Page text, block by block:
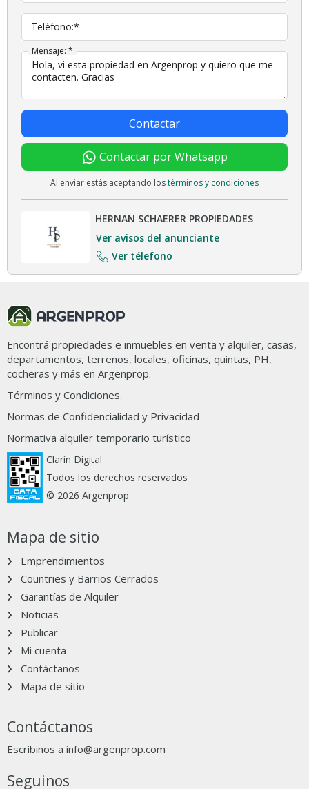
Teléfono:*
Mensaje: *
Contactar
Contactar por Whatsapp
Al enviar estás aceptando lostérminos y condiciones
HERNAN SCHAERER PROPIEDADES
Ver avisos del anunciante
Ver télefono
Encontrá propiedades e inmuebles en venta y alquiler, casas,
departamentos, terrenos, locales, oficinas, quintas, PH,
cocheras y más en Argenprop.
Términos y Condiciones.
Normas de Confidencialidad y Privacidad
Normativa alquiler temporario turístico
Clarín Digital
Todos los derechos reservados
© 2026 Argenprop
Mapa de sitio
Emprendimientos
Countries y Barrios Cerrados
Garantías de Alquiler
Noticias
Publicar
Mi cuenta
Contáctanos
Mapa de sitio
Contáctanos
Escribinos a info@argenprop.com
Seguinos